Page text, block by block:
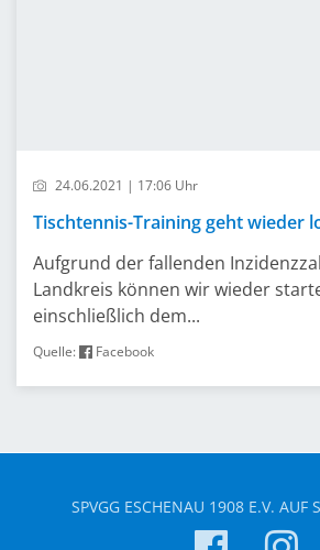
24.06.2021 | 17:06 Uhr
Tischtennis-Training geht wieder
Aufgrund der fallenden
Landkreis können wir wieder
einschließlich dem...
Quelle: Facebook
SPVGG ESCHENAU 1908 E.V. AUF